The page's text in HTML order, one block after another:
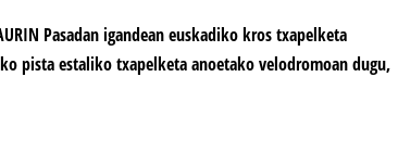
Pasadan igandean euskadiko kros txapelketa
pista estaliko txapelketa anoetako velodromoan dugu,